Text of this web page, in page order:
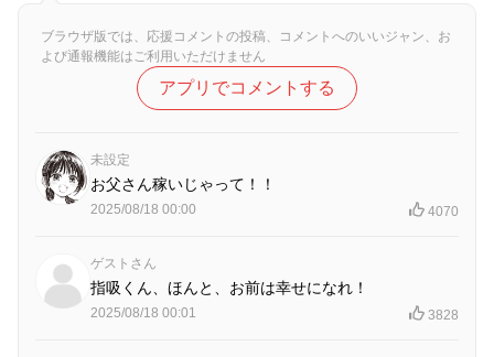
ブラウザ版では、応援コメントの投稿、コメントへのいいジャン、お
よび通報機能はご利用いただけません
アプリでコメントする
未設定
お父さん稼いじゃって！！
2025/08/18 00:00 4070
ゲストさん
指吸くん、ほんと、お前は幸せになれ！
2025/08/18 00:01 3828